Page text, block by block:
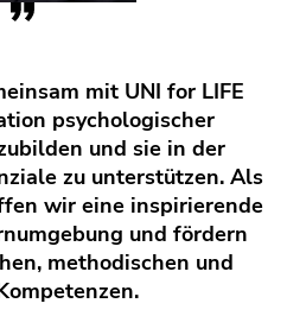
mit UNI for LIFE
psychologischer
und sie in der
zu unterstützen. Als
wir eine inspirierende
und fördern
methodischen und